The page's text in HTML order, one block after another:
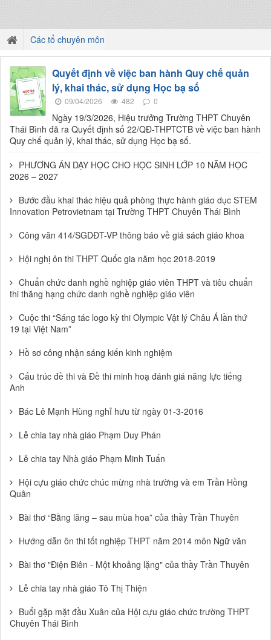
Các tổ chuyên môn
Quyết định về việc ban hành Quy chế quản
lý, khai thác, sử dụng Học bạ số
09/04/2026 482 0
Ngày 19/3/2026, Hiệu trưởng Trường THPT Chuyên
Thái Bình đã ra Quyết định số 22/QĐ-THPTCTB về việc ban hành
Quy chế quản lý, khai thác, sử dụng Học bạ số.
PHƯƠNG ÁN DẠY HỌC CHO HỌC SINH LỚP 10 NĂM HỌC
2026 – 2027
Bước đầu khai thác hiệu quả phòng thực hành giáo dục STEM
Innovation Petrovietnam tại Trường THPT Chuyên Thái Bình
Công văn 414/SGDĐT-VP thông báo về giá sách giáo khoa
Hội nghị ôn thi THPT Quốc gia năm học 2018-2019
Chuẩn chức danh nghề nghiệp giáo viên THPT và tiêu chuẩn
thi thăng hạng chức danh nghề nghiệp giáo viên
Cuộc thi “Sáng tác logo kỳ thi Olympic Vật lý Châu Á lần thứ
19 tại Việt Nam”
Hồ sơ công nhận sáng kiến kinh nghiệm
Cấu trúc đề thi và Đề thi minh hoạ đánh giá năng lực tiếng
Anh
Bác Lê Mạnh Hùng nghỉ hưu từ ngày 01-3-2016
Lễ chia tay nhà giáo Phạm Duy Phán
Lễ chia tay Nhà giáo Phạm Minh Tuấn
Hội cựu giáo chức chúc mừng nhà trường và em Trần Hồng
Quân
Bài thơ “Bằng lăng – sau mùa hoa” của thầy Trần Thuyên
Hướng dẫn ôn thi tốt nghiệp THPT năm 2014 môn Ngữ văn
Bài thơ "Điện Biên - Một khoảng lặng" của thầy Trần Thuyên
Lễ chia tay nhà giáo Tô Thị Thiện
Buổi gặp mặt đầu Xuân của Hội cựu giáo chức trường THPT
Chuyên Thái Bình